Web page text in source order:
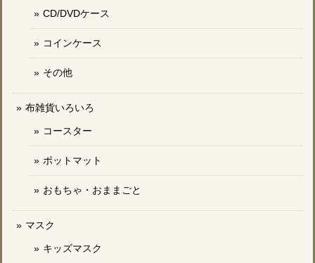
CD/DVDケース
コインケース
その他
布雑貨いろいろ
コースター
ポットマット
おもちゃ・おままごと
マスク
キッズマスク